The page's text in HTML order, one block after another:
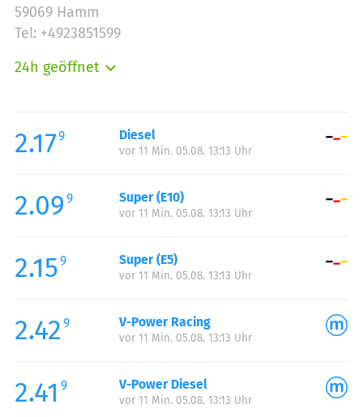
59069 Hamm
Tel: +4923851599
24h geöffnet
Mittwoch:
00:00-24:00
Donnerstag:
Samstag:
00:00-24:00
Sonntag:
2.179 Diesel
vor 11 Min. 05.08. 13:13 Uhr
2.09 9 Super (E10)
vor 11 Min. 05.08. 13:13 Uhr
2.159 Super (E5)
vor 11 Min. 05.08. 13:13 Uhr
2.42 9 V-Power Racing
vor 11 Min. 05.08. 13:13 Uhr
2.41 9 V-Power Diesel
vor 11 Min. 05.08. 13:13 Uhr